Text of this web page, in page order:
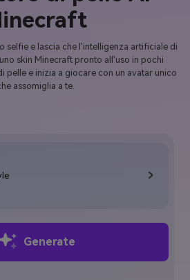
selfie e lascia che l'intelligenza artificiale di
skin Minecraft pronto all'uso in pochi
pelle e inizia a giocare con un avatar unico
assomiglia a te.
Generate